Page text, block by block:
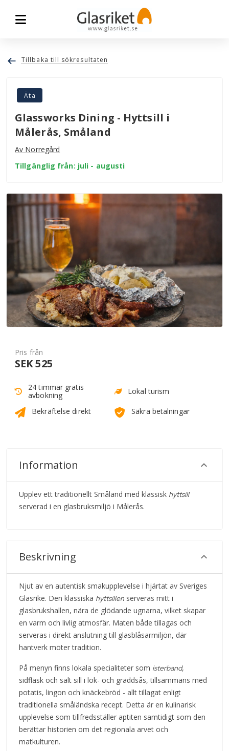
Tillbaka till sökresultaten
Äta
Glassworks Dining - Hyttsill i
Målerås, Småland
Av Norregård
Tillgänglig från: juli - augusti
Pris från
SEK 525
24 timmar gratis
avbokning
Lokal turism
Bekräftelse direkt Säkra betalningar
Information
Upplev ett traditionellt Småland med klassisk hyttsill
serverad i en glasbruksmiljö i Målerås.
Beskrivning
Njut av en autentisk smakupplevelse i hjärtat av Sveriges
Glasrike. Den klassiska hyttsillen serveras mitt i
glasbrukshallen, nära de glödande ugnarna, vilket skapar
en varm och livlig atmosfär. Maten både tillagas och
serveras i direkt anslutning till glasblåsarmiljön, där
hantverk möter tradition.
På menyn finns lokala specialiteter som isterband,
sidfläsk och salt sill i lök- och gräddsås, tillsammans med
potatis, lingon och knäckebröd - allt tillagat enligt
traditionella småländska recept. Detta är en kulinarisk
upplevelse som tillfredsställer aptiten samtidigt som den
berättar historien om det regionala arvet och
matkulturen.